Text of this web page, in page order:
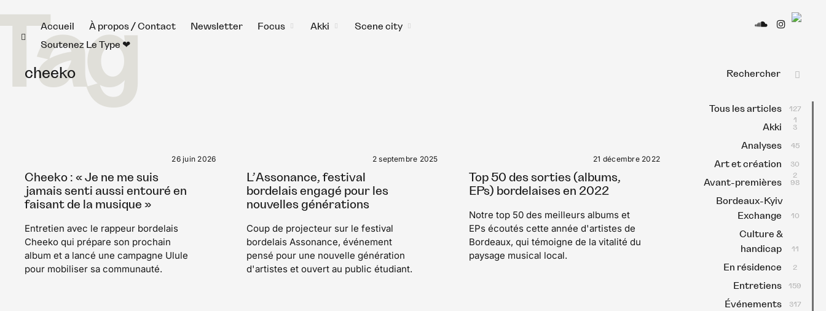
Skip
to
content
toggle
open/close
sidebar
Accueil À propos / Contact Newsletter Focus Akki Scene city
Soutenez Le Type ❤︎
cheeko
26 juin 2026
Cheeko : « Je ne me suis
jamais senti aussi entouré en
faisant de la musique »
Entretien avec le rappeur bordelais
Cheeko qui prépare son prochain
album et a lancé une campagne Ulule
pour mobiliser sa communauté.
2 septembre 2025
L’Assonance, festival
bordelais engagé pour les
nouvelles générations
Coup de projecteur sur le festival
bordelais Assonance, événement
pensé pour une nouvelle génération
d'artistes et ouvert au public étudiant.
21 décembre 2022
Top 50 des sorties (albums,
EPs) bordelaises en 2022
Notre top 50 des meilleurs albums et
EPs écoutés cette année d'artistes de
Bordeaux, qui témoigne de la vitalité du
paysage musical local.
Tous les articles
127
1
Akki 3
Analyses 45
Art et création
30
2
Avant-premières 98
Bordeaux-Kyiv
Exchange
10
Culture &
handicap
11
En résidence 2
Entretiens 159
Événements 317